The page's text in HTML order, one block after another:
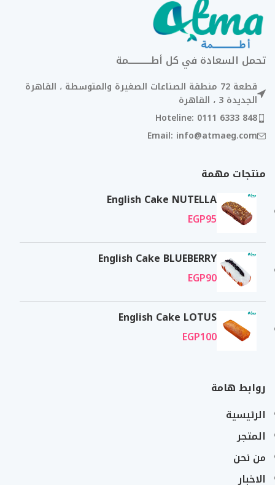
تحمل السعادة في كل أطــــــــــــمة
قطعة 72 منطقة الصناعات الصغيرة والمتوسطة ، القاهرة
الجديدة 3 ، القاهرة
Hoteline: 0111 6333 848
Email: info@atmaeg.com
منتجات مهمة
English Cake NUTELLA
EGP95
English Cake BLUEBERRY
EGP90
English Cake LOTUS
EGP100
روابط هامة
الرئيسية
المتجر
من نحن
الاخبار